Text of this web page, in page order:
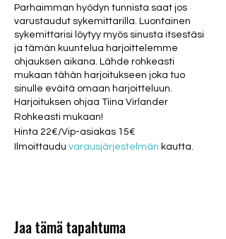
Parhaimman hyödyn tunnista saat jos
varustaudut sykemittarilla. Luontainen
sykemittarisi löytyy myös sinusta itsestäsi
ja tämän kuuntelua harjoittelemme
ohjauksen aikana. Lähde rohkeasti
mukaan tähän harjoitukseen joka tuo
sinulle eväitä omaan harjoitteluun.
Harjoituksen ohjaa Tiina Virlander
Rohkeasti mukaan!
Hinta 22€/Vip-asiakas 15€
Ilmoittaudu varausjärjestelmän kautta.
Jaa tämä tapahtuma